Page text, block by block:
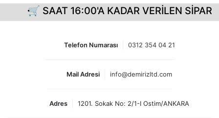
🛒 SAAT 16:00'A KADAR VERİLEN
Telefon Numarası 0312 354 04 21
Mail Adresi info@demirizltd.com
Adres 1201. Sokak No: 2/1-I Ostim/ANKARA